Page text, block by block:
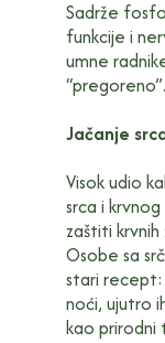
Sadrže
funkcije i
umne
“pregoreno”.
Jačanje
Visok udio
srca i
zaštiti
Osobe sa
stari
noći, ujutro
kao prirodni